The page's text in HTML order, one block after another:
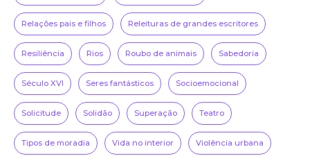
Relações pais e filhos Releituras de grandes escritores
Resiliência Rios Roubo de animais Sabedoria
Século XVI Seres fantásticos Socioemocional
Solicitude Solidão Superação Teatro
Tipos de moradia Vida no interior Violência urbana